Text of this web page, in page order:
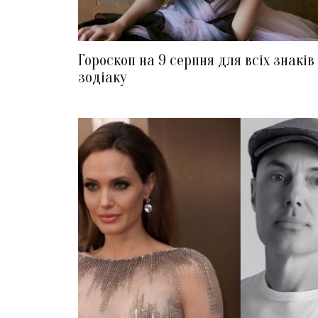
Гороскоп на 9 серпня для всіх знаків
зодіаку